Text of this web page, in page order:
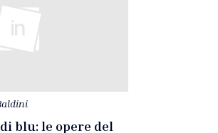
blu: le opere del